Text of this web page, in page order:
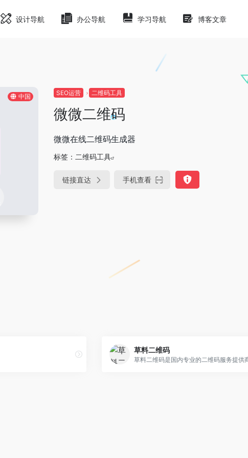
设计导航 办公导航 学习导航 博客文章
中国 SEO运营 二维码工具
微微二维码
微微在线二维码生成器
标签： 二维码工具
链接直达 手机查看
草料二维码